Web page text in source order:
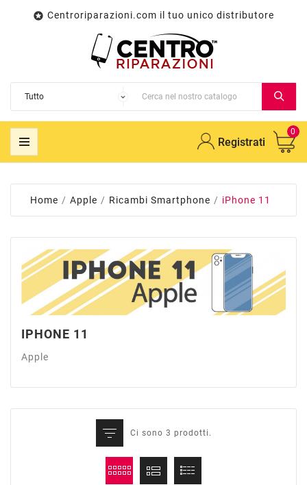
 Centroriparazioni.com il tuo unico distributore
Registrati
0
Home Apple Ricambi Smartphone iPhone 11
IPHONE 11
Apple
Ci sono 3 prodotti.